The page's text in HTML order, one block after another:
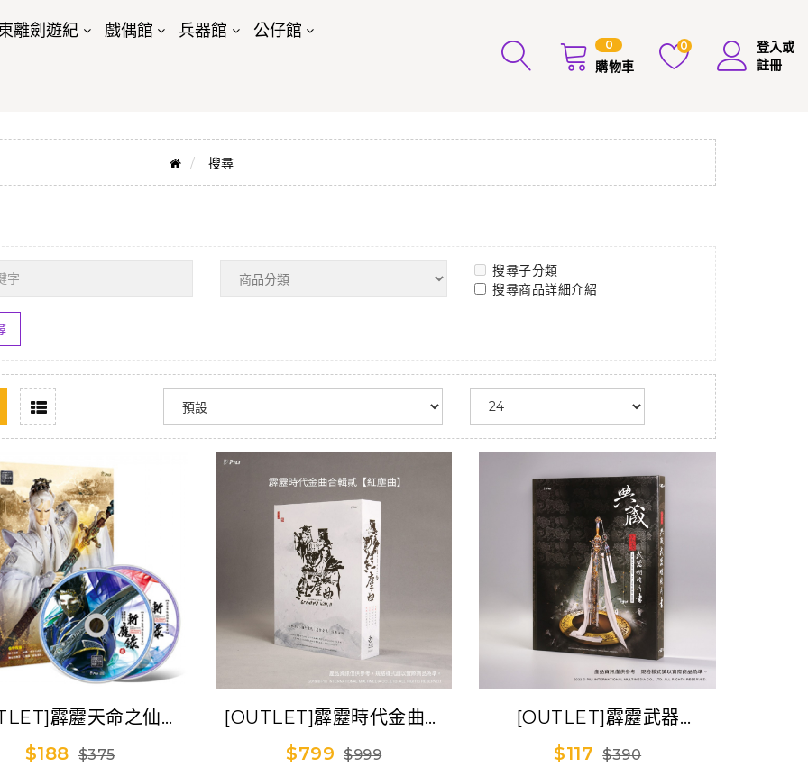
離劍遊紀 戲偶館 兵器館 公仔館
0
購物車
0
登入或
註冊
搜尋
搜尋子分類
搜尋商品詳細介紹
霹靂天命之仙魔
Ⅱ斬魔錄貳劇集原聲
$188 $375
[OUTLET]霹靂時代金曲合
輯貳【紅塵曲】
$799 $999
[OUTLET]霹靂武器
Postcard書
$117 $390